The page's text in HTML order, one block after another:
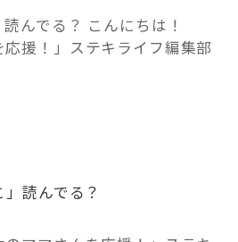
読んでる？ こんにちは！
応援！」ステキライフ編集部
」読んでる？